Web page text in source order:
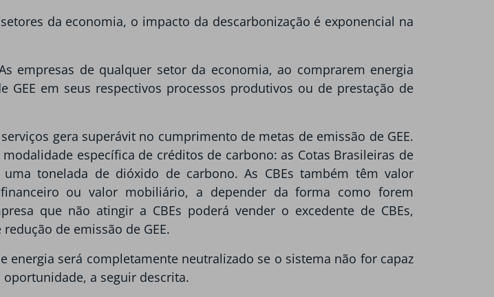
da economia, o impacto da descarbonização é exponencial na
empresas de qualquer setor da economia, ao comprarem energia
em seus respectivos processos produtivos ou de prestação de
gera superávit no cumprimento de metas de emissão de GEE.
específica de créditos de carbono: as Cotas Brasileiras de
tonelada de dióxido de carbono. As CBEs também têm valor
ou valor mobiliário, a depender da forma como forem
que não atingir a CBEs poderá vender o excedente de CBEs,
de emissão de GEE.
energia será completamente neutralizado se o sistema não for capaz
a seguir descrita.